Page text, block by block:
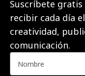
Suscríbete
recibir cada día
creatividad,
comunicación.